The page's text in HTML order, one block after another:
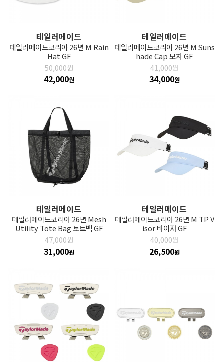
테일러메이드
테일러메이드코리아 26년 M Rain
Hat GF
50,000원
42,000원
테일러메이드
테일러메이드코리아 26년 M Suns
hade Cap 모자 GF
41,000원
34,000원
테일러메이드
테일러메이드코리아 26년 Mesh
Utility Tote Bag 토트백 GF
47,000원
31,000원
테일러메이드
테일러메이드코리아 26년 M TP V
isor 바이저 GF
40,000원
26,500원